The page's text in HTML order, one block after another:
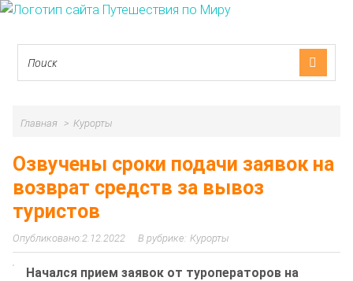
Главная Курорты
Озвучены сроки подачи заявок на
возврат средств за вывоз
туристов
2.12.2022 Курорты
Начался прием заявок от туроператоров на